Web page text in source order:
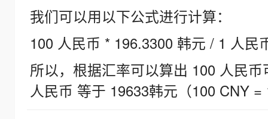
我们可以用以下公式进行计算：
100 人民币 * 196.3300 韩元 / 1 人民
所以，根据汇率可以算出 100 人民
人民币 等于 19633韩元（100 CNY =